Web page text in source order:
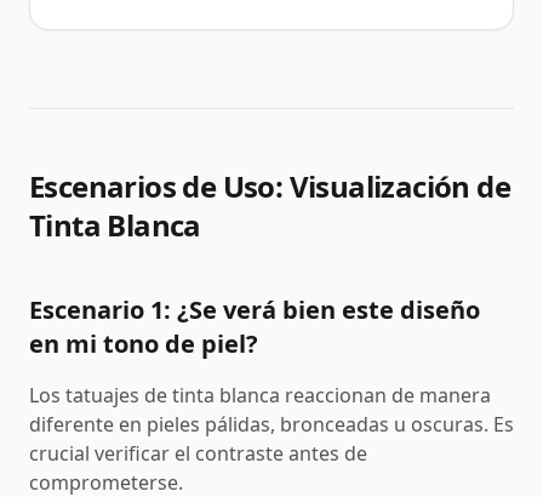
Escenarios de Uso: Visualización de
Tinta Blanca
Escenario 1: ¿Se verá bien este diseño
en mi tono de piel?
Los tatuajes de tinta blanca reaccionan de manera
diferente en pieles pálidas, bronceadas u oscuras. Es
crucial verificar el contraste antes de
comprometerse.